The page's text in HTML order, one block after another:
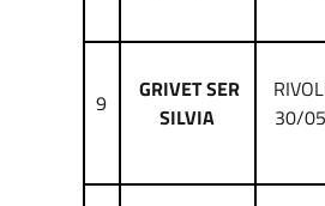
9
GRIVET SER
SILVIA
30/